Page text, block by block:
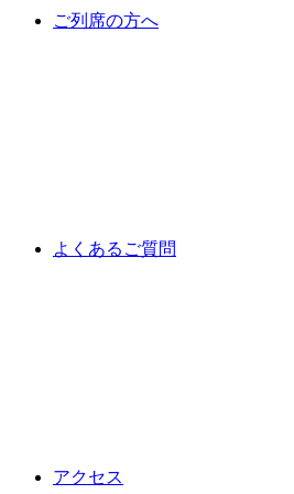
ご列席の方へ
よくあるご質問
アクセス